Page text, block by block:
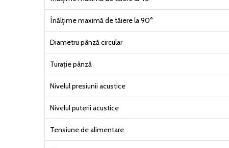
Înălțime maximă de tăiere la 90°
Diametru pânză circular
Turație pânză
Nivelul presiunii acustice
Nivelul puterii acustice
Tensiune de alimentare